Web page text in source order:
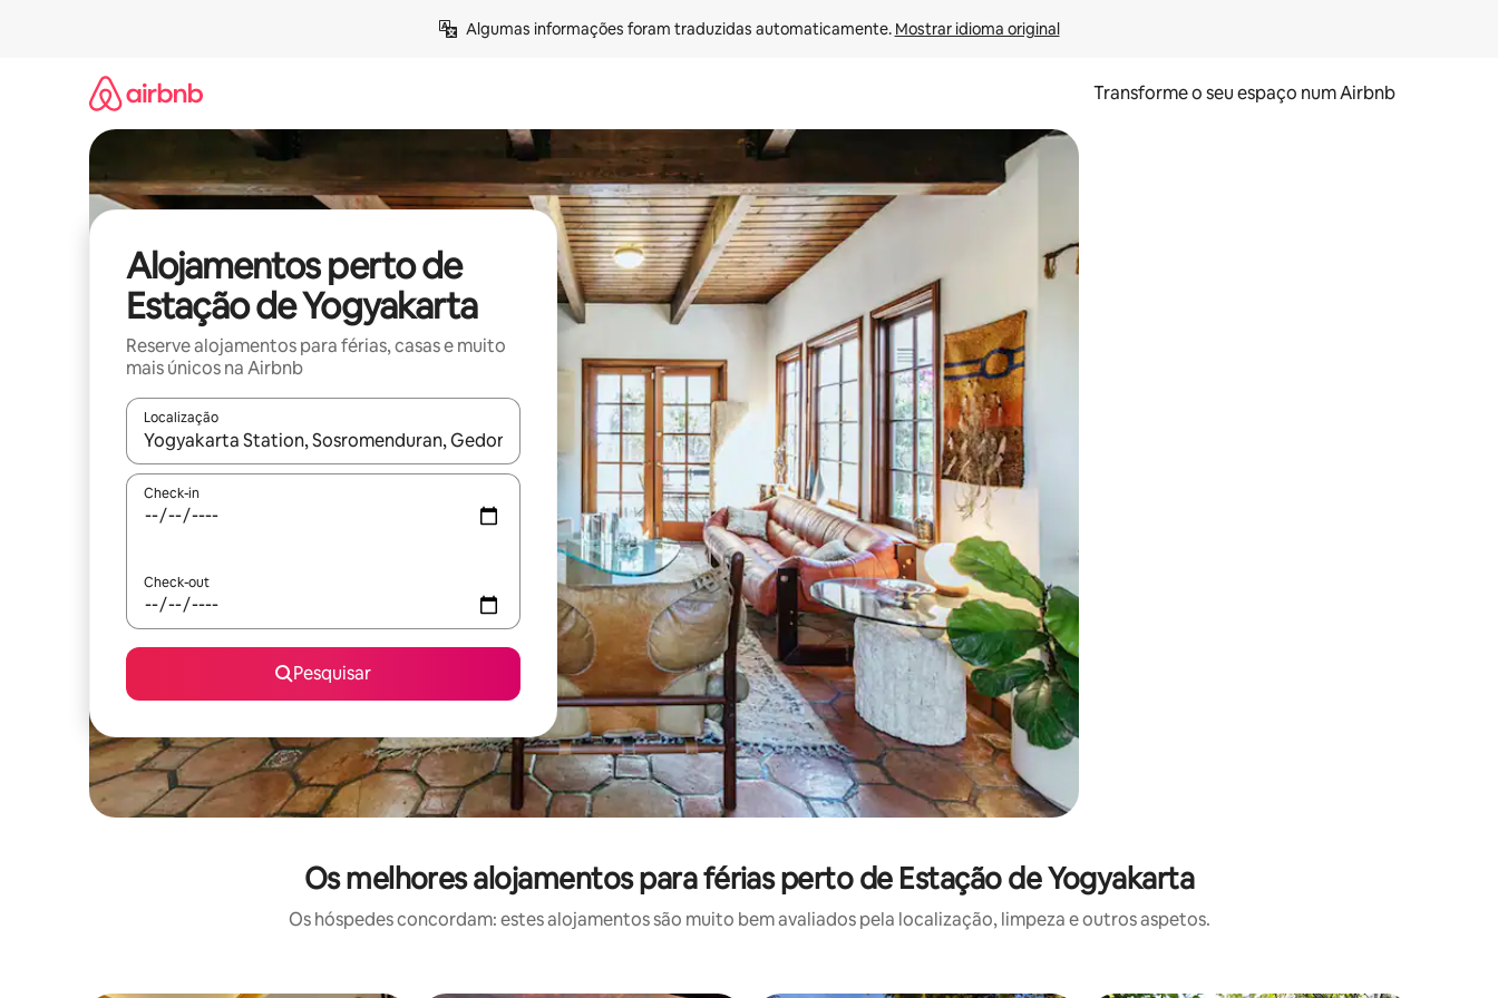
Algumas informações foram traduzidas automaticamente. Mostrar idioma original
Transforme o seu espaço num Airbnb
Alojamentos perto de
Estação de Yogyakarta
Reserve alojamentos para férias, casas e muito
mais únicos na Airbnb
Localização
Quando os resultados estiverem disponíveis, navegue com as teclas de seta para cima e para baixo ou explore com gestos de toque ou deslize.
Check-in
Check-out
Pesquisar
Os melhores alojamentos para férias perto de Estação de Yogyakarta
Os hóspedes concordam: estes alojamentos são muito bem avaliados pela localização, limpeza e outros aspetos.